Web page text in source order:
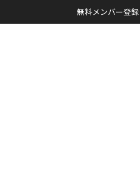
無料メンバー登録